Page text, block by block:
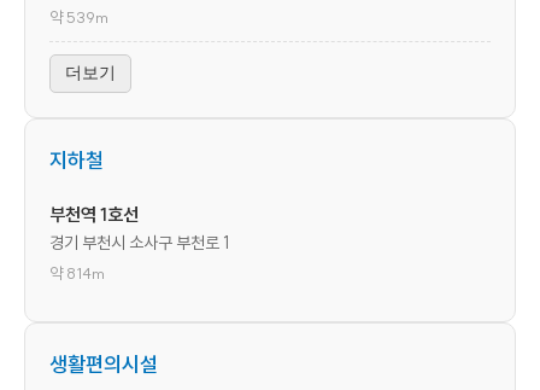
약 539m
더보기
지하철
부천역 1호선
경기 부천시 소사구 부천로 1
약 814m
생활편의시설